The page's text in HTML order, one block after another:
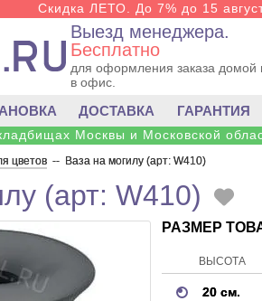
Скидка ЛЕТО. До 7% до 15
Выезд менеджера.
Бесплатно
для оформления заказа домой
в офис.
ДОСТАВКА ГАРАНТИЯ
Москвы и Московской
цветов -- Ваза на могилу (арт: W410)
(арт: W410)
РАЗМЕР
ВЫСОТА
20 см.